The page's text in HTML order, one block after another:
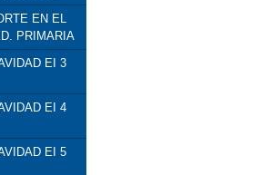
EN EL
PRIMARIA
EI 3
EI 4
EI 5